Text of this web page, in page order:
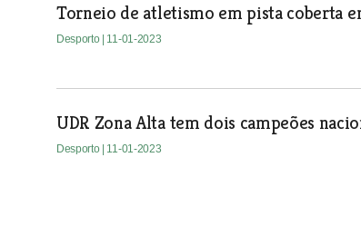
Torneio de atletismo em pista coberta
Desporto | 11-01-2023
UDR Zona Alta tem dois campeões
Desporto | 11-01-2023